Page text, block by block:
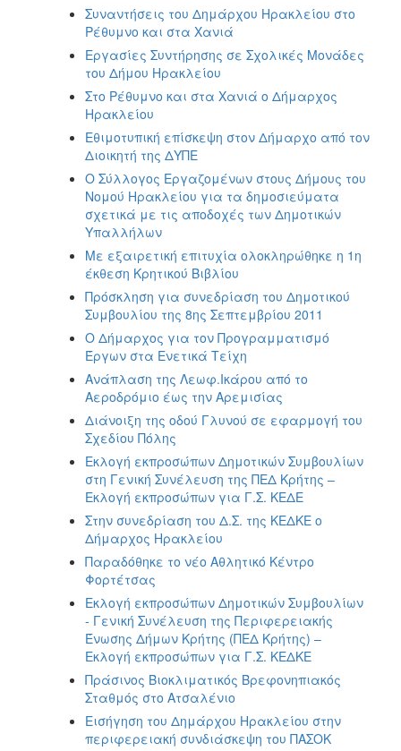
Συναντήσεις του Δημάρχου Ηρακλείου στο
Ρέθυμνο και στα Χανιά
Εργασίες Συντήρησης σε Σχολικές Μονάδες
του Δήμου Ηρακλείου
Στο Ρέθυμνο και στα Χανιά ο Δήμαρχος
Ηρακλείου
Εθιμοτυπική επίσκεψη στον Δήμαρχο από τον
Διοικητή της ΔΥΠΕ
Ο Σύλλογος Εργαζομένων στους Δήμους του
Νομού Ηρακλείου για τα δημοσιεύματα
σχετικά με τις αποδοχές των Δημοτικών
Υπαλλήλων
Με εξαιρετική επιτυχία ολοκληρώθηκε η 1η
έκθεση Κρητικού Βιβλίου
Πρόσκληση για συνεδρίαση του Δημοτικού
Συμβουλίου της 8ης Σεπτεμβρίου 2011
Ο Δήμαρχος για τον Προγραμματισμό
Έργων στα Ενετικά Τείχη
Ανάπλαση της Λεωφ.Ικάρου από το
Αεροδρόμιο έως την Αρεμισίας
Διάνοιξη της οδού Γλυνού σε εφαρμογή του
Σχεδίου Πόλης
Εκλογή εκπροσώπων Δημοτικών Συμβουλίων
στη Γενική Συνέλευση της ΠΕΔ Κρήτης –
Εκλογή εκπροσώπων για Γ.Σ. ΚΕΔΕ
Στην συνεδρίαση του Δ.Σ. της ΚΕΔΚΕ ο
Δήμαρχος Ηρακλείου
Παραδόθηκε το νέο Αθλητικό Κέντρο
Φορτέτσας
Εκλογή εκπροσώπων Δημοτικών Συμβουλίων
- Γενική Συνέλευση της Περιφερειακής
Ένωσης Δήμων Κρήτης (ΠΕΔ Κρήτης) –
Εκλογή εκπροσώπων για Γ.Σ. ΚΕΔΚΕ
Πράσινος Βιοκλιματικός Βρεφονηπιακός
Σταθμός στο Ατσαλένιο
Εισήγηση του Δημάρχου Ηρακλείου στην
περιφερειακή συνδιάσκεψη του ΠΑΣΟΚ